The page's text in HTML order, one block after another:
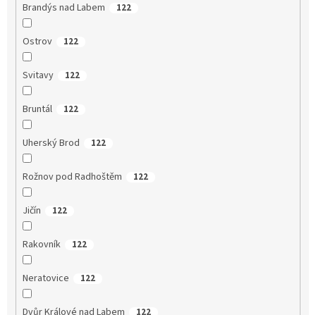
Brandýs nad Labem 122
Ostrov 122
Svitavy 122
Bruntál 122
Uherský Brod 122
Rožnov pod Radhoštěm 122
Jičín 122
Rakovník 122
Neratovice 122